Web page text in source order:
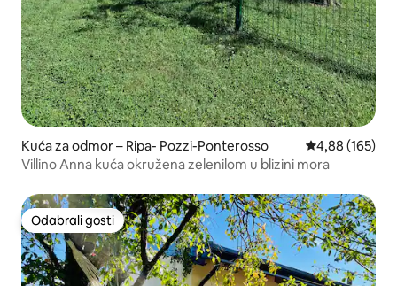
Kuća za odmor – Ripa- Pozzi-Ponterosso Prosječna
4,88 (165)
Villino Anna kuća okružena zelenilom u blizini mora
Odabrali gosti
Odabrali gosti